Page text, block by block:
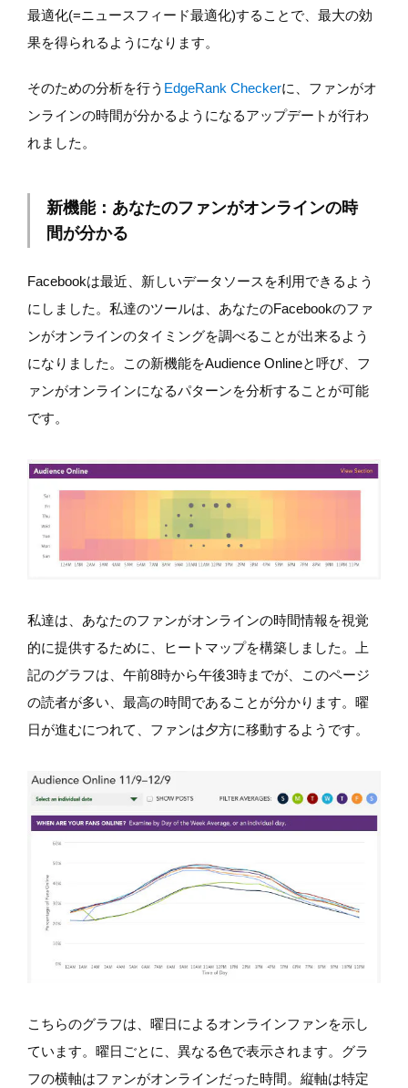
最適化(=ニュースフィード最適化)することで、最大の効
果を得られるようになります。
そのための分析を行う EdgeRank Checkerに、ファンがオ
ンラインの時間が分かるようになるアップデートが行わ
れました。
新機能：あなたのファンがオンラインの時
間が分かる
Facebookは最近、新しいデータソースを利用できるよう
にしました。私達のツールは、あなたのFacebookのファ
ンがオンラインのタイミングを調べることが出来るよう
になりました。この新機能をAudience Onlineと呼び、フ
ァンがオンラインになるパターンを分析することが可能
です。
私達は、あなたのファンがオンラインの時間情報を視覚
的に提供するために、ヒートマップを構築しました。上
記のグラフは、午前8時から午後3時までが、このページ
の読者が多い、最高の時間であることが分かります。曜
日が進むにつれて、ファンは夕方に移動するようです。
こちらのグラフは、曜日によるオンラインファンを示し
ています。曜日ごとに、異なる色で表示されます。グラ
フの横軸はファンがオンラインだった時間。縦軸は特定